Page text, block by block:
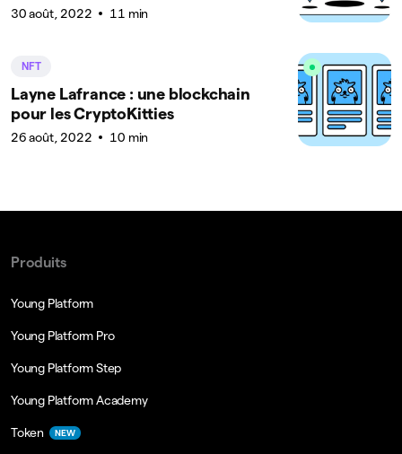
30 août, 2022 11 min
NFT
Layne Lafrance : une blockchain
pour les CryptoKitties
26 août, 2022 10 min
Produits
Young Platform
Young Platform Pro
Young Platform Step
Young Platform Academy
Token NEW